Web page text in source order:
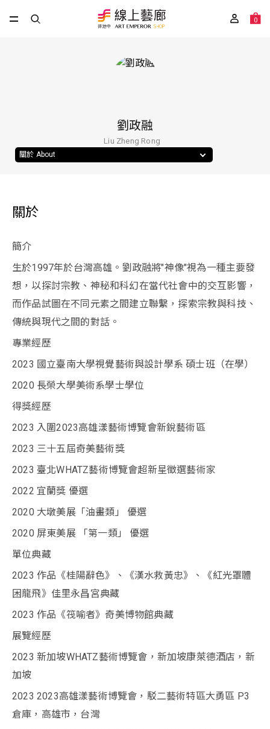
0
劉政融
Liu Zheng Rong
關於 About
關於
簡介
生於1997年於台灣高雄。劉政融將"神像"視為一種主要發
想，以探討宗教、神秘和科幻在當代社會中的交互影響，
而作品試圖在不同元素之間建立聯繫，探索宗教與科技、
傳統與現代之間的對話。
專業經歷
2023 國立臺南大學視覺藝術與設計學系 碩士班（在學）
2020 長榮大學美術系學士學位
得獎經歷
2023 入圍2023高雄漾藝術博覽會新銳藝術區
2023 三十五屆奇美藝術獎
2023 臺北WHATZ藝術博覽會超新星徵選藝術家
2022 宜蘭獎 優選
2020 大墩美展「油畫類」 優選
2020 屏東美展 「第一類」 優選
單位典藏
2023 作品《桂陽辭色》、《漢水救黃忠》、《紅光罩體
困龍飛》佳里永昌宮典藏
2023 作品《筏喻者》奇美博物館典藏
展覽經歷
2023 新加坡WHATZ藝術博覽會，新加坡康萊德酒店，新
加坡
2023 2023高雄漾藝術博覽會，駁二藝術特區大勇區 P3
倉庫，高雄市，台灣